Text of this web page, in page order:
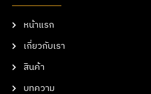
หน้าแรก
เกี่ยวกับเรา
สินค้า
บทความ